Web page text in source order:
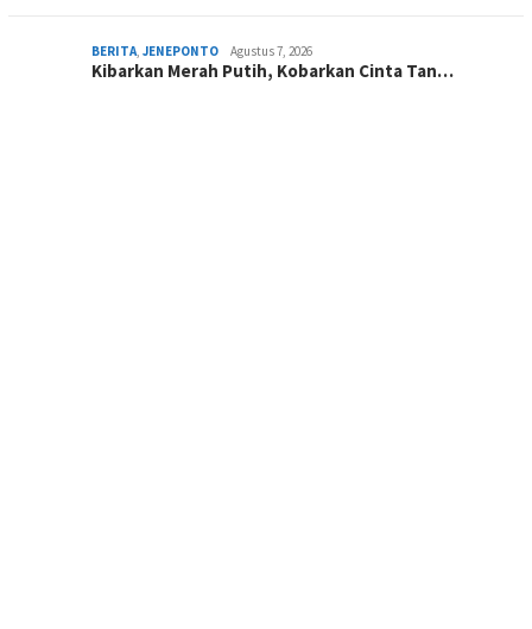
BERITA, JENEPONTO Agustus 7, 2026
Kibarkan Merah Putih, Kobarkan Cinta Tan…